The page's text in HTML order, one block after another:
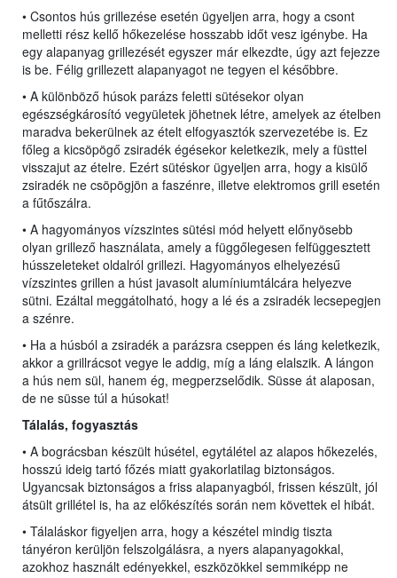
• Csontos hús grillezése esetén ügyeljen arra, hogy a csont
melletti rész kellő hőkezelése hosszabb időt vesz igénybe. Ha
egy alapanyag grillezését egyszer már elkezdte, úgy azt fejezze
is be. Félig grillezett alapanyagot ne tegyen el későbbre.
• A különböző húsok parázs feletti sütésekor olyan
egészségkárosító vegyületek jöhetnek létre, amelyek az ételben
maradva bekerülnek az ételt elfogyasztók szervezetébe is. Ez
főleg a kicsöpögő zsiradék égésekor keletkezik, mely a füsttel
visszajut az ételre. Ezért sütéskor ügyeljen arra, hogy a kisülő
zsiradék ne csöpögjön a faszénre, illetve elektromos grill esetén
a fűtőszálra.
• A hagyományos vízszintes sütési mód helyett előnyösebb
olyan grillező használata, amely a függőlegesen felfüggesztett
hússzeleteket oldalról grillezi. Hagyományos elhelyezésű
vízszintes grillen a húst javasolt alumíniumtálcára helyezve
sütni. Ezáltal meggátolható, hogy a lé és a zsiradék lecsepegjen
a szénre.
• Ha a húsból a zsiradék a parázsra cseppen és láng keletkezik,
akkor a grillrácsot vegye le addig, míg a láng elalszik. A lángon
a hús nem sül, hanem ég, megperzselődik. Süsse át alaposan,
de ne süsse túl a húsokat!
Tálalás, fogyasztás
• A bográcsban készült húsétel, egytálétel az alapos hőkezelés,
hosszú ideig tartó főzés miatt gyakorlatilag biztonságos.
Ugyancsak biztonságos a friss alapanyagból, frissen készült, jól
átsült grillétel is, ha az előkészítés során nem követtek el hibát.
• Tálaláskor figyeljen arra, hogy a készétel mindig tiszta
tányéron kerüljön felszolgálásra, a nyers alapanyagokkal,
azokhoz használt edényekkel, eszközökkel semmiképp ne